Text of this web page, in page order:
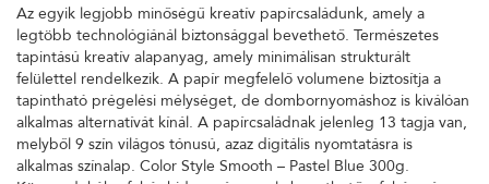
Az egyik legjobb minőségű kreatív papírcsaládunk, amely a
legtöbb technológiánál biztonsággal bevethető. Természetes
tapintású kreatív alapanyag, amely minimálisan strukturált
felülettel rendelkezik. A papír megfelelő volumene biztosítja a
tapintható prégelési mélységet, de dombornyomáshoz is kiválóan
alkalmas alternatívát kínál. A papírcsaládnak jelenleg 13 tagja van,
melyből 9 szín világos tónusú, azaz digitális nyomtatásra is
alkalmas színalap. Color Style Smooth – Pastel Blue 300g.